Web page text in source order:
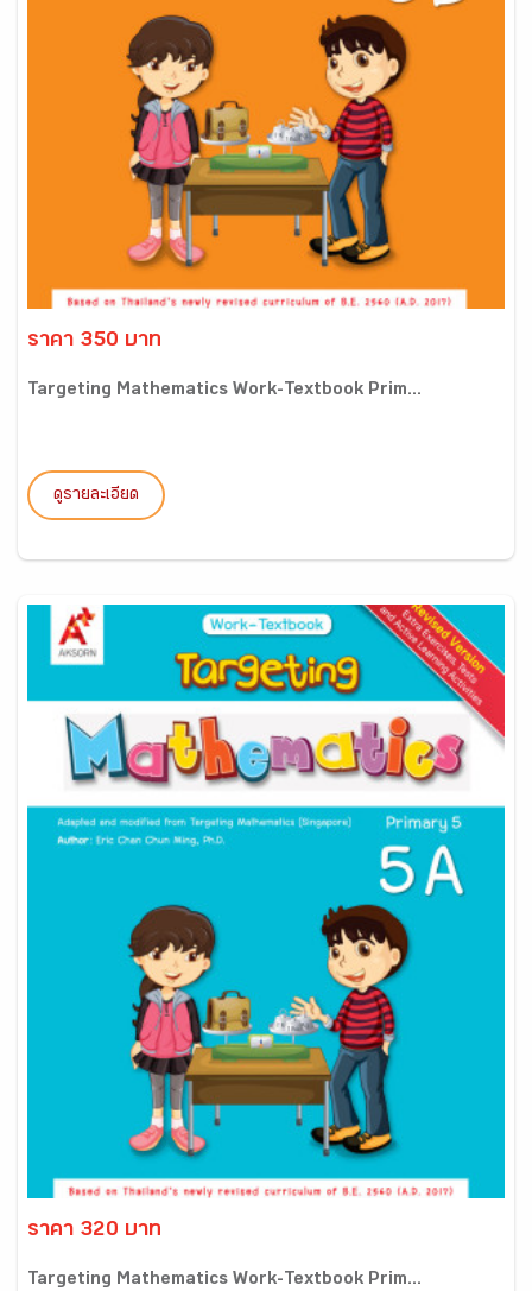
ราคา 350 บาท
Targeting Mathematics Work-Textbook Prim...
ดูรายละเอียด
ราคา 320 บาท
Targeting Mathematics Work-Textbook Prim...